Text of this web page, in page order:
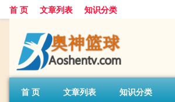
首 页 文章列表 知识分类
首 页 文章列表 知识分类